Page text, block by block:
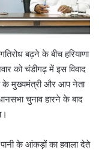
बढ़ने के बीच हरियाणा
को चंडीगढ़ में इस विवाद
के मुख्यमंत्री और आप नेता
चुनाव हारने के बाद
के आंकड़ों का हवाला देते